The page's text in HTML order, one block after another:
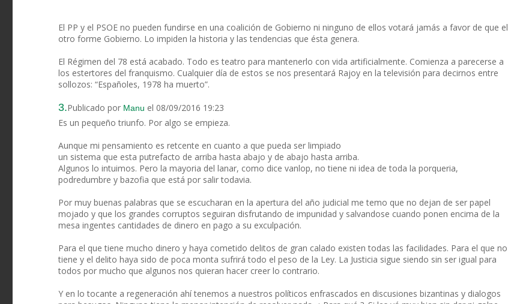
El PP y el PSOE no pueden fundirse en una coalición de Gobierno ni ninguno de ellos votará jamás a favor de que el
otro forme Gobierno. Lo impiden la historia y las tendencias que ésta genera.
El Régimen del 78 está acabado. Todo es teatro para mantenerlo con vida artificialmente. Comienza a parecerse a
los estertores del franquismo. Cualquier día de estos se nos presentará Rajoy en la televisión para decirnos entre
sollozos: “Españoles, 1978 ha muerto”.
3.Publicado por Manu el 08/09/2016 19:23
Es un pequeño triunfo. Por algo se empieza.
Aunque mi pensamiento es retcente en cuanto a que pueda ser limpiado
un sistema que esta putrefacto de arriba hasta abajo y de abajo hasta arriba.
Algunos lo intuimos. Pero la mayoria del lanar, como dice vanlop, no tiene ni idea de toda la porqueria,
podredumbre y bazofia que está por salir todavia.
Por muy buenas palabras que se escucharan en la apertura del año judicial me temo que no dejan de ser papel
mojado y que los grandes corruptos seguiran disfrutando de impunidad y salvandose cuando ponen encima de la
mesa ingentes cantidades de dinero en pago a su exculpación.
Para el que tiene mucho dinero y haya cometido delitos de gran calado existen todas las facilidades. Para el que no
tiene y el delito haya sido de poca monta sufrirá todo el peso de la Ley. La Justicia sigue siendo sin ser igual para
todos por mucho que algunos nos quieran hacer creer lo contrario.
Y en lo tocante a regeneración ahí tenemos a nuestros políticos enfrascados en discusiones bizantinas y dialogos